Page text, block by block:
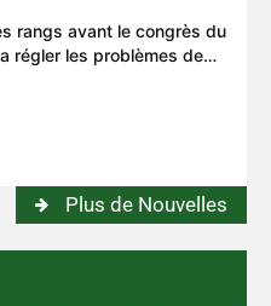
rangs avant le congrès du
régler les problèmes de
Plus de Nouvelles